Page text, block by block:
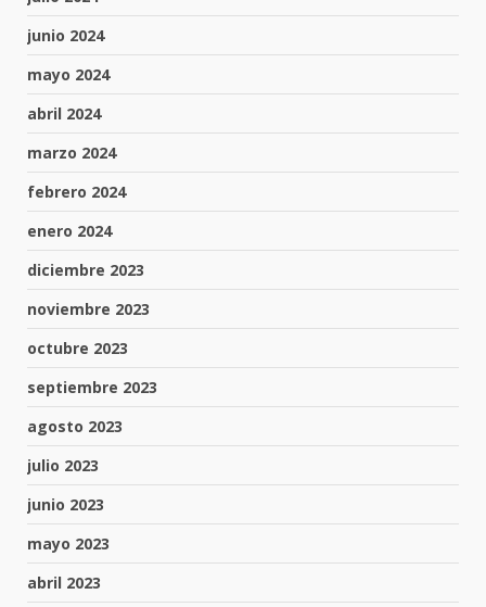
junio 2024
mayo 2024
abril 2024
marzo 2024
febrero 2024
enero 2024
diciembre 2023
noviembre 2023
octubre 2023
septiembre 2023
agosto 2023
julio 2023
junio 2023
mayo 2023
abril 2023